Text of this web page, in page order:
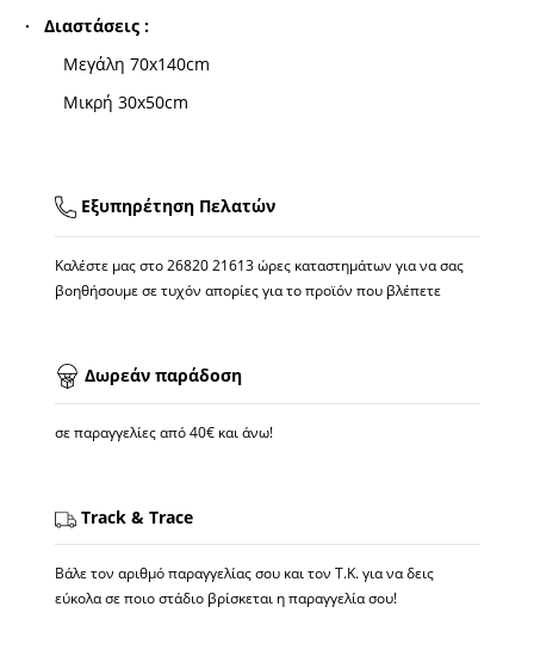
·
Διαστάσεις:
Μεγάλη 70x140cm
Μικρή 30x50cm
Εξυπηρέτηση Πελατών
Καλέστε μας στο26820 21613ώρες καταστημάτων για να σας
βοηθήσουμε σε τυχόν απορίες για το προϊόν που βλέπετε
Δωρεάν παράδοση
σε παραγγελίες από 40€ και άνω!
Track & Trace
Βάλε τον αριθμό παραγγελίας σου και τον Τ.Κ. για να δεις
εύκολα σε ποιο στάδιο βρίσκεται η παραγγελία σου!